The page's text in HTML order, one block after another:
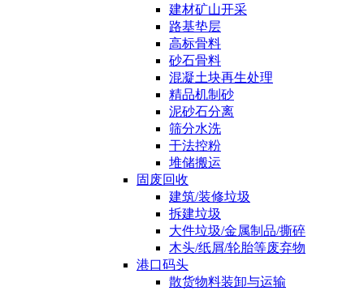
建材矿山开采
路基垫层
高标骨料
砂石骨料
混凝土块再生处理
精品机制砂
泥砂石分离
筛分水洗
干法控粉
堆储搬运
固废回收
建筑/装修垃圾
拆建垃圾
大件垃圾/金属制品/撕碎
木头/纸屑/轮胎等废弃物
港口码头
散货物料装卸与运输